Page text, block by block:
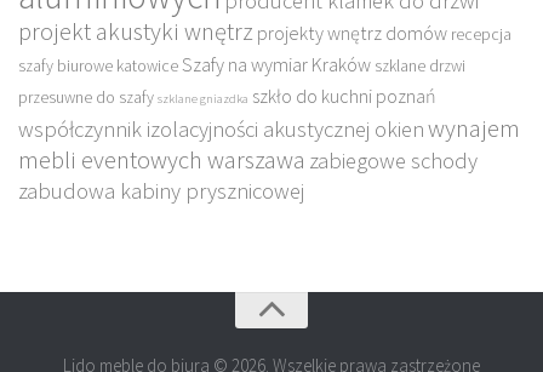
projekt akustyki wnętrz projekty wnętrz domów recepcja
szafy biurowe katowiceSzafy na wymiar Kraków szklane drzwi
przesuwne do szafy szklane gniazdka szkło do kuchni poznań
współczynnik izolacyjności akustycznej okienwynajem
mebli eventowych warszawa zabiegowe schody
zabudowa kabiny prysznicowej
Lido meble do biura © 2026. Wszelkie prawa zastrzeżone